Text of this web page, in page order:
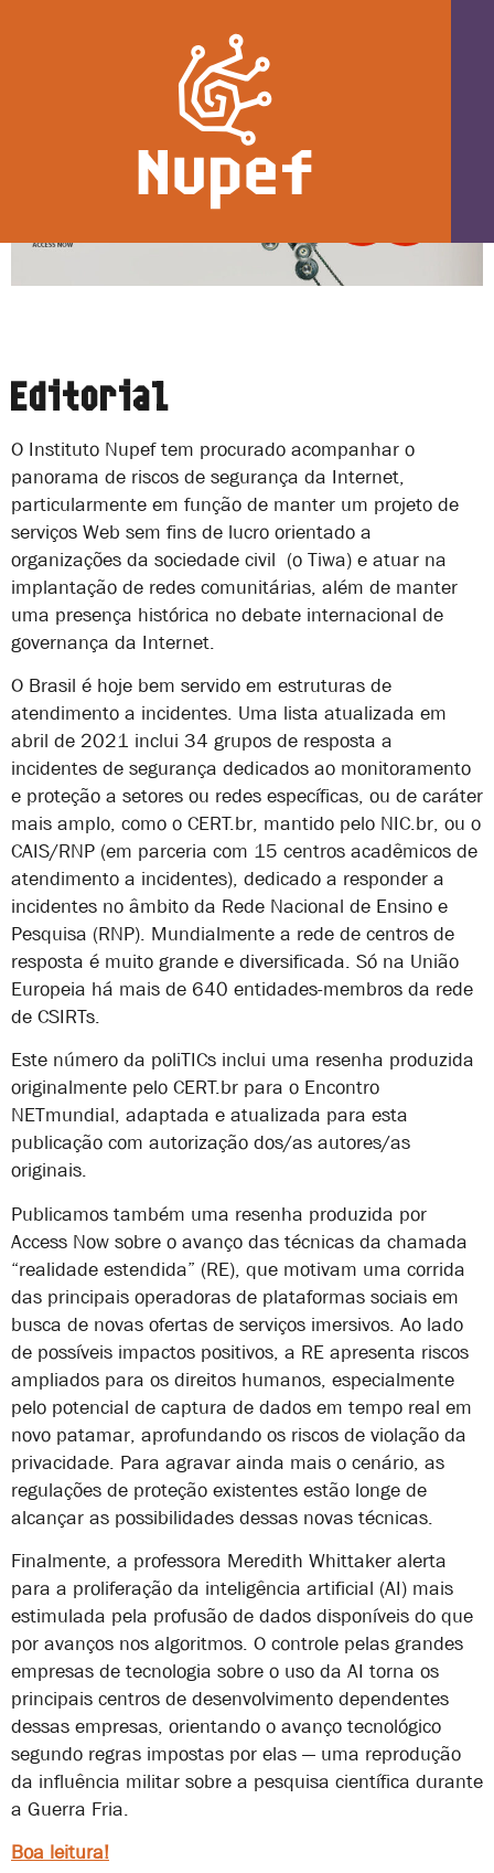
A poliTICs 33 está
Editorial
O Instituto Nupef tem procurado acompanhar o
panorama de riscos de segurança da Internet,
particularmente em função de manter um projeto de
serviços Web sem fins de lucro orientado a
organizações da sociedade civil (o Tiwa) e atuar na
implantação de redes comunitárias, além de manter
uma presença histórica no debate internacional de
governança da Internet.
O Brasil é hoje bem servido em estruturas de
atendimento a incidentes. Uma lista atualizada em
abril de 2021 inclui 34 grupos de resposta a
incidentes de segurança dedicados ao monitoramento
e proteção a setores ou redes específicas, ou de caráter
mais amplo, como o CERT.br, mantido pelo NIC.br, ou o
CAIS/RNP (em parceria com 15 centros acadêmicos de
atendimento a incidentes), dedicado a responder a
incidentes no âmbito da Rede Nacional de Ensino e
Pesquisa (RNP). Mundialmente a rede de centros de
resposta é muito grande e diversificada. Só na União
Europeia há mais de 640 entidades-membros da rede
de CSIRTs.
Este número da poliTICs inclui uma resenha produzida
originalmente pelo CERT.br para o Encontro
NETmundial, adaptada e atualizada para esta
publicação com autorização dos/as autores/as
originais.
Publicamos também uma resenha produzida por
Access Now sobre o avanço das técnicas da chamada
“realidade estendida” (RE), que motivam uma corrida
das principais operadoras de plataformas sociais em
busca de novas ofertas de serviços imersivos. Ao lado
de possíveis impactos positivos, a RE apresenta riscos
ampliados para os direitos humanos, especialmente
pelo potencial de captura de dados em tempo real em
novo patamar, aprofundando os riscos de violação da
privacidade. Para agravar ainda mais o cenário, as
regulações de proteção existentes estão longe de
alcançar as possibilidades dessas novas técnicas.
Finalmente, a professora Meredith Whittaker alerta
para a proliferação da inteligência artificial (AI) mais
estimulada pela profusão de dados disponíveis do que
por avanços nos algoritmos. O controle pelas grandes
empresas de tecnologia sobre o uso da AI torna os
principais centros de desenvolvimento dependentes
dessas empresas, orientando o avanço tecnológico
segundo regras impostas por elas — uma reprodução
da influência militar sobre a pesquisa científica durante
a Guerra Fria.
Boa leitura!